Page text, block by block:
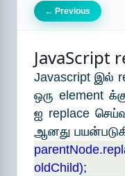
← Previous
JavaScript
Javascript இல்
ஒரு element
ஐ replace
ஆனது
oldChild);